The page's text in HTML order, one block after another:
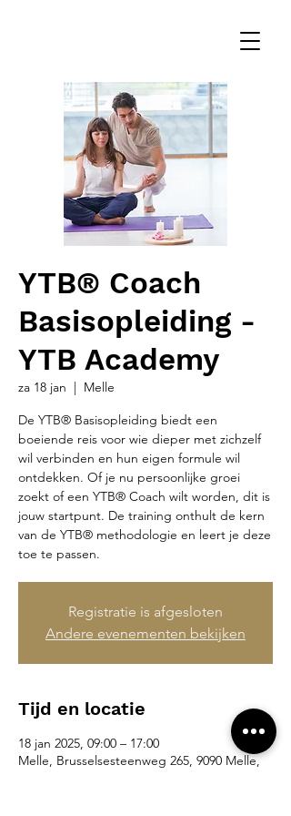
YTB® Coach
Basisopleiding -
YTB Academy
za 18 jan
  |
Melle
De YTB® Basisopleiding biedt een
boeiende reis voor wie dieper met zichzelf
wil verbinden en hun eigen formule wil
ontdekken. Of je nu persoonlijke groei
zoekt of een YTB® Coach wilt worden, dit is
jouw startpunt. De training onthult de kern
van de YTB® methodologie en leert je deze
toe te passen.
Registratie is afgesloten
Andere evenementen bekijken
Tijd en locatie
18 jan 2025, 09:00 – 17:00
Melle, Brusselsesteenweg 265, 9090 Melle,